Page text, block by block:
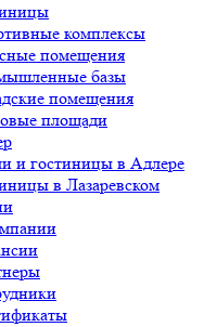
комплексы
помещения
базы
помещения
площади
и гостиницы в Адлере
в Лазаревском